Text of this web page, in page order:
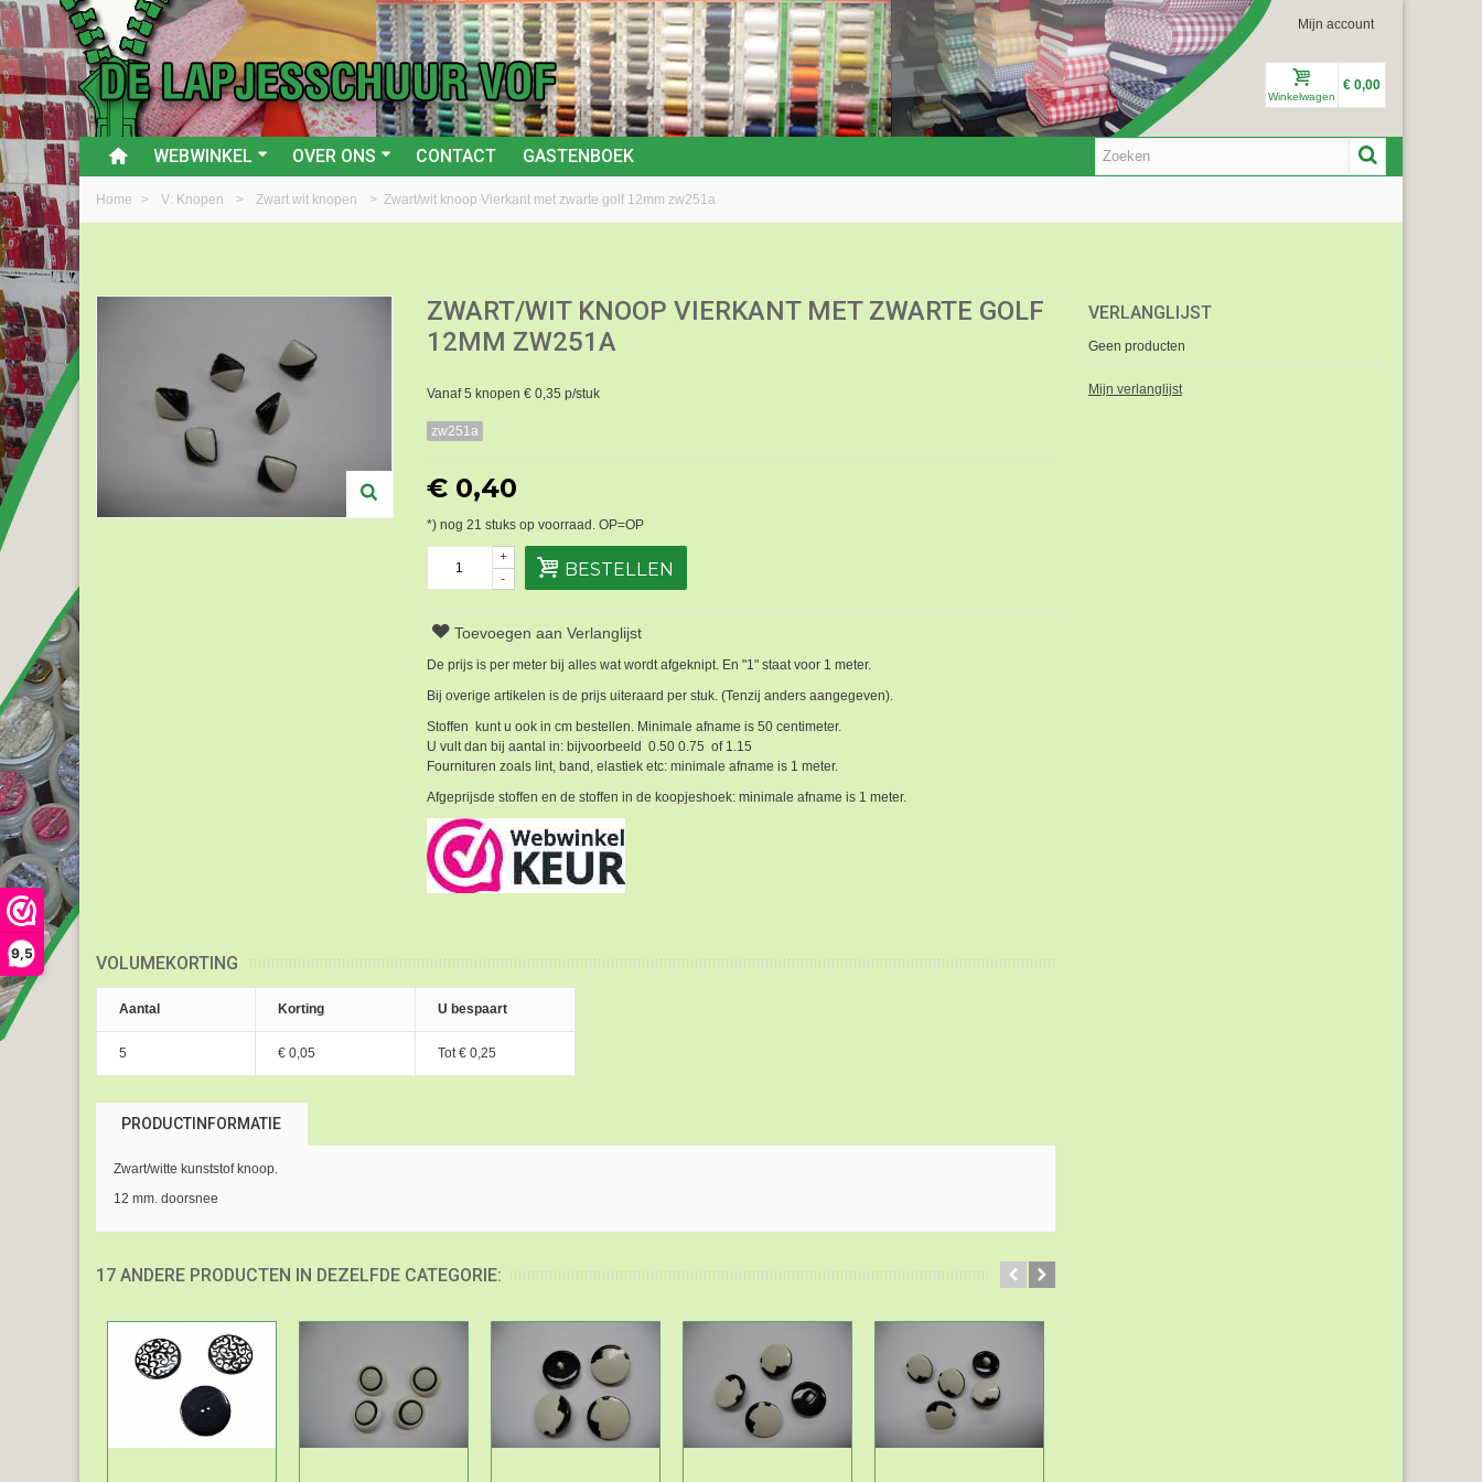
9,5
Mijn account
Winkelwagen
€ 0,00
WEBWINKEL OVER ONS CONTACT GASTENBOEK
Home > V: Knopen > Zwart wit knopen > Zwart/wit knoop Vierkant met zwarte golf 12mm zw251a
ZWART/WIT KNOOP VIERKANT MET ZWARTE GOLF
12MM ZW251A
Vanaf 5 knopen € 0,35 p/stuk
zw251a
€ 0,40
*) nog 21 stuks op voorraad. OP=OP
-
+
BESTELLEN
Toevoegen aan Verlanglijst
De prijs is per meter bij alles wat wordt afgeknipt. En "1" staat voor 1 meter.
Bij overige artikelen is de prijs uiteraard per stuk. (Tenzij anders aangegeven).
Stoffen kunt u ook in cm bestellen. Minimale afname is 50 centimeter.
U vult dan bij aantal in: bijvoorbeeld 0.50 0.75 of 1.15
Fournituren zoals lint, band, elastiek etc: minimale afname is 1 meter.
Afgeprijsde stoffen en de stoffen in de koopjeshoek: minimale afname is 1 meter.
VOLUMEKORTING
Aantal Korting U bespaart
5 € 0,05 Tot€ 0,25
PRODUCTINFORMATIE
Zwart/witte kunststof knoop.
12 mm. doorsnee
17 ANDERE PRODUCTEN IN DEZELFDE CATEGORIE:
VERLANGLIJST
Geen producten
Mijn verlanglijst